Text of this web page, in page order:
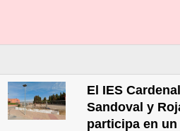
El IES Cardenal
Sandoval y
participa en un